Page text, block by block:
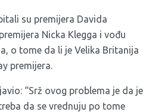
su premijera Davida
Nicka Klegga i vođu
o tome da li je Velika Britanija
premijera.
“Srž ovog problema je da je
da se vrednuju po tome